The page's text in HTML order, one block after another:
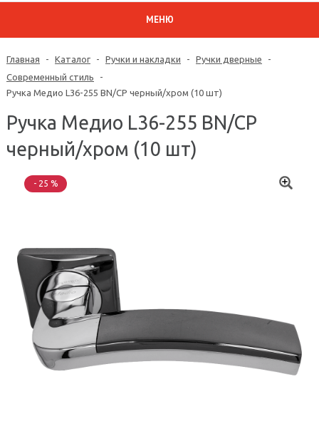
МЕНЮ
Главная - Каталог - Ручки и накладки - Ручки дверные
-
Современный стиль
-
Ручка Медио L36-255 BN/CP черный/хром (10 шт)
Ручка Медио L36-255 BN/CP
черный/хром (10 шт)
- 25 %